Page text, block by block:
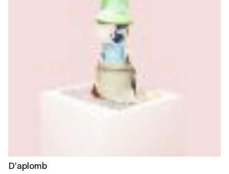
D'aplomb